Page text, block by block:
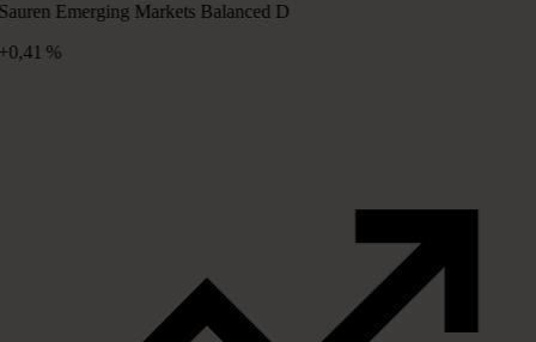
Emerging Markets Balanced D
%